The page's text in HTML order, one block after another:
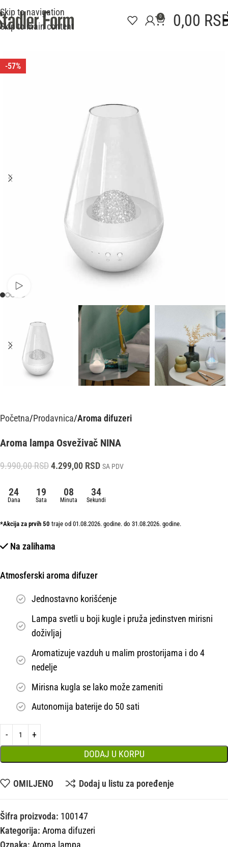
Skip to navigation
Skip to main content
0 0,00
-57%
Početna Prodavnica Aroma difuzeri
Aroma lampa Osveživač NINA
9.990,00RSD4.299,00 RSD SA PDV
24
Dana
19
Sata
08
Minuta
33
Sekundi
*Akcija za prvih 50 traje od 01.08.2026. godine. do 31.08.2026. godine.
Na zalihama
Atmosferski aroma difuzer
Jednostavno korišćenje
Lampa svetli u boji kugle i pruža jedinstven mirisni
doživljaj
Aromatizuje vazduh u malim prostorijama i do 4
nedelje
Mirisna kugla se lako može zameniti
Autonomija baterije do 50 sati
DODAJ U KORPU
OMILJENO Dodaj u listu za poređenje
Šifra proizvoda: 100147
Kategorija: Aroma difuzeri
Oznaka: Aroma lampa